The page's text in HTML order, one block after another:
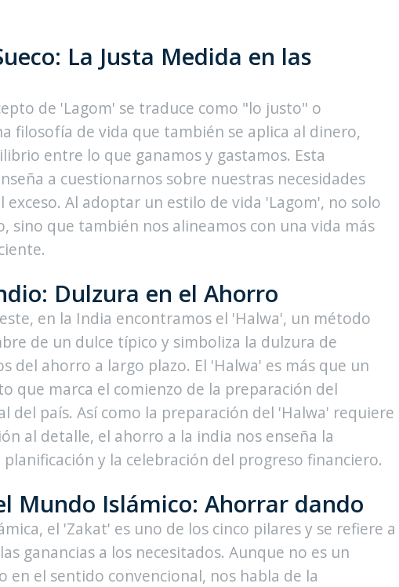
La Justa Medida en las
de 'Lagom' se traduce como "lo justo" o
filosofía de vida que también se aplica al dinero,
entre lo que ganamos y gastamos. Esta
a cuestionarnos sobre nuestras necesidades
exceso. Al adoptar un estilo de vida 'Lagom', no solo
sino que también nos alineamos con una vida más
Dulzura en el Ahorro
en la India encontramos el 'Halwa', un método
de un dulce típico y simboliza la dulzura de
del ahorro a largo plazo. El 'Halwa' es más que un
que marca el comienzo de la preparación del
del país. Así como la preparación del 'Halwa' requiere
al detalle, el ahorro a la india nos enseña la
y la celebración del progreso financiero.
Mundo Islámico: Ahorrar dando
el 'Zakat' es uno de los cinco pilares y se refiere a
ganancias a los necesitados. Aunque no es un
en el sentido convencional, nos habla de la